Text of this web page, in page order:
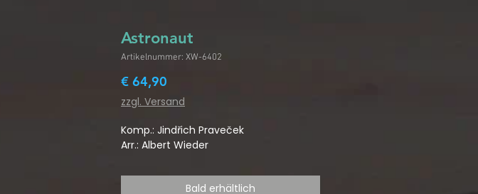
Astronaut
Artikelnummer: XW-6402
€ 64,90
zzgl. Versand
Komp.: Jindřich Praveček
Arr.: Albert Wieder
Bald erhältlich